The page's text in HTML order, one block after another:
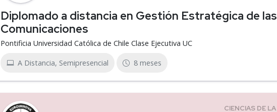
Diplomado a distancia en Gestión Estratégica de las
Comunicaciones
Pontificia Universidad Católica de Chile Clase Ejecutiva UC
A Distancia, Semipresencial 8 meses